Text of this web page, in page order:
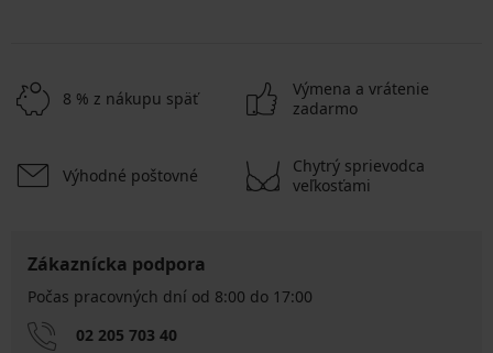
8 % z nákupu späť
Výmena a vrátenie
zadarmo
Výhodné poštovné
Chytrý sprievodca
veľkosťami
Zákaznícka podpora
Počas pracovných dní od 8:00 do 17:00
02 205 703 40